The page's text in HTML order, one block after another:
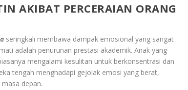
AKIBAT PERCERAIAN ORANG
seringkali membawa dampak emosional yang sangat
adalah penurunan prestasi akademik. Anak yang
mengalami kesulitan untuk berkonsentrasi dan
tengah menghadapi gejolak emosi yang berat,
depan.